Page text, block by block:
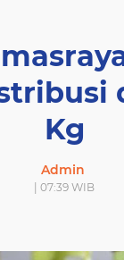
Kg
Admin
| 07:39 WIB